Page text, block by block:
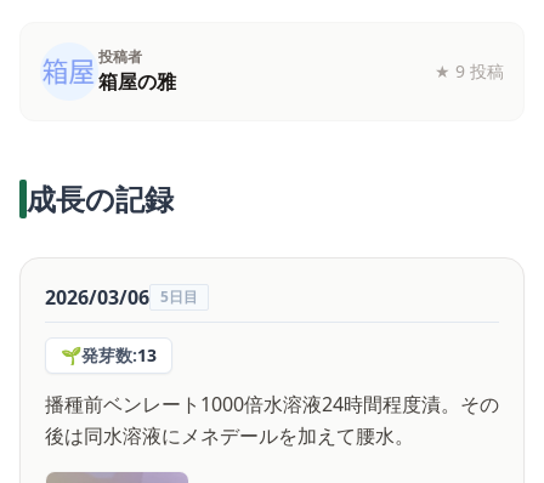
投稿者
箱屋の雅 ★ 9 投稿
成長の記録
2026/03/06 5日目
🌱発芽数:13
播種前ベンレート1000倍水溶液24時間程度漬。その
後は同水溶液にメネデールを加えて腰水。